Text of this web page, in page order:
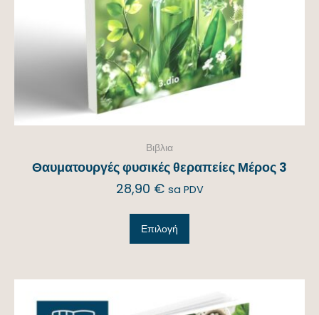
Βιβλια
Θαυματουργές φυσικές θεραπείες Μέρος 3
28,90 € sa PDV
Επιλογή